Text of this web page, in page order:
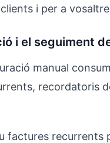
i per a
i el seguiment
manual
recordatoris
factures recurrents